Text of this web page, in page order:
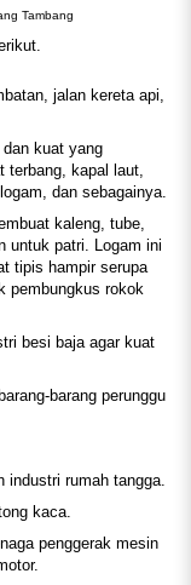
Tambang
jalan kereta api,
kuat yang
terbang, kapal laut,
dan sebagainya.
kaleng, tube,
untuk patri. Logam ini
tipis hampir serupa
pembungkus rokok
besi baja agar kuat
barang perunggu
rumah tangga.
kaca.
penggerak mesin